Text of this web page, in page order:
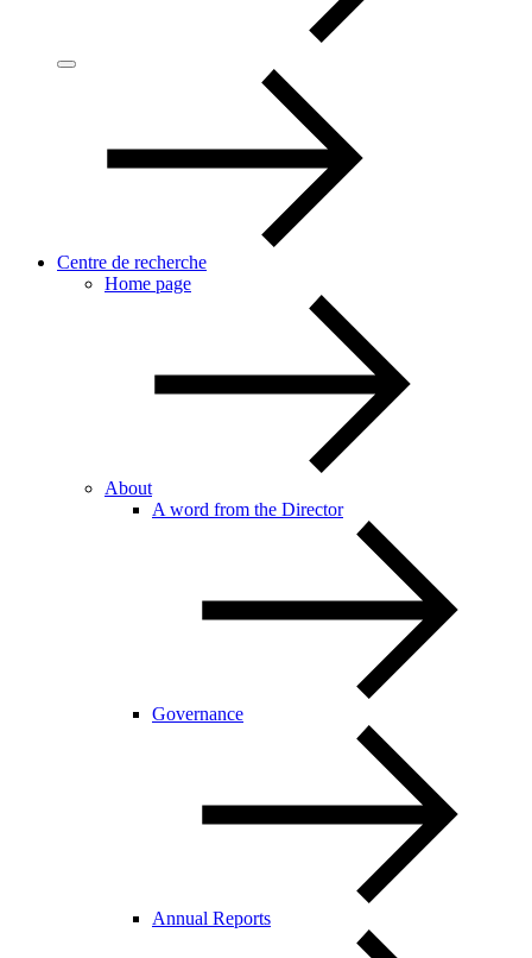
Centre de recherche
Home page
About
A word from the Director
Governance
Annual Reports